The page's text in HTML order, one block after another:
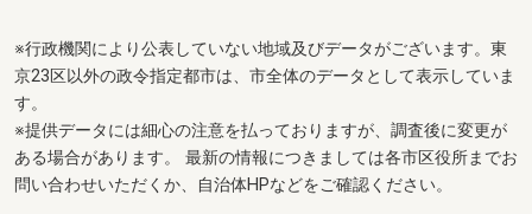
※行政機関により公表していない地域及びデータがございます。東
京23区以外の政令指定都市は、市全体のデータとして表示していま
す。
※提供データには細心の注意を払っておりますが、調査後に変更が
ある場合があります。 最新の情報につきましては各市区役所までお
問い合わせいただくか、自治体HPなどをご確認ください。